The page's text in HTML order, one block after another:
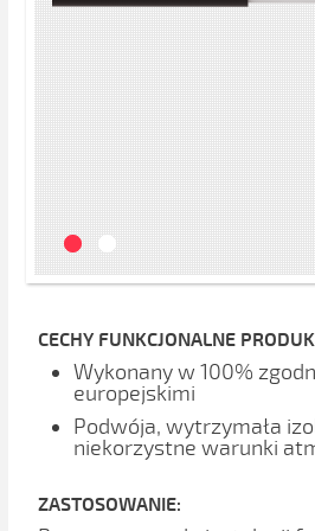
CECHY FUNKCJONALNE
Wykonany w 100%
europejskimi
Podwója, wytrzymała
niekorzystne warunki
ZASTOSOWANIE: